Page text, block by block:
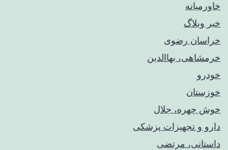
خاورمیانه
خبر وبلاگ
خراسان رضوی
خرمشاهی، بهاالدین
خودرو
خوزستان
خوش چهره، جلال
دارو و تجهیزات پزشکی
داستانی، مرتضی